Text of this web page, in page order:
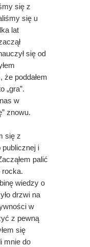
się z
się u
lat
się od
poddałem
„gra”.
w
znowu.
się z
publicznej i
palić
rocka.
wiedzy o
drzwi na
w
z pewną
się
mnie do